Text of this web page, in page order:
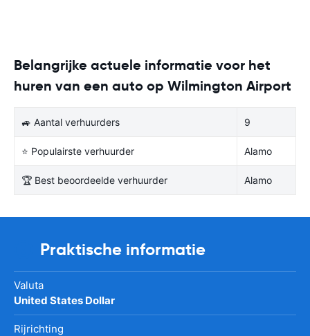
Belangrijke actuele informatie voor het
huren van een auto op Wilmington Airport
🚙 Aantal verhuurders 9
⭐ Populairste verhuurder Alamo
🏆 Best beoordeelde verhuurder Alamo
Praktische informatie
Valuta
United States Dollar
Rijrichting